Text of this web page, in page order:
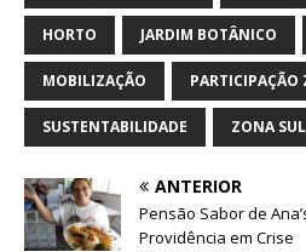
HORTO JARDIM BOTÂNICO
MOBILIZAÇÃO PARTICIPAÇÃO
SUSTENTABILIDADE ZONA SUL
ANTERIOR
Pensão Sabor de
Providência em Crise